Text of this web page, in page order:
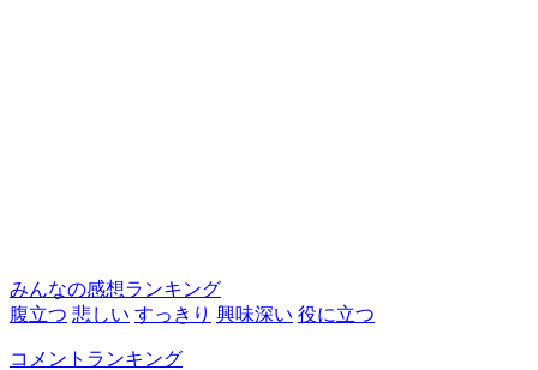
みんなの感想ランキング
腹立つ 悲しい すっきり 興味深い 役に立つ
コメントランキング